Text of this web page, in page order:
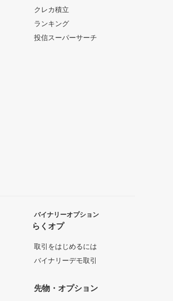
クレカ積立
ランキング
投信スーパーサーチ
バイナリーオプション
らくオプ
取引をはじめるには
バイナリーデモ取引
先物・オプション